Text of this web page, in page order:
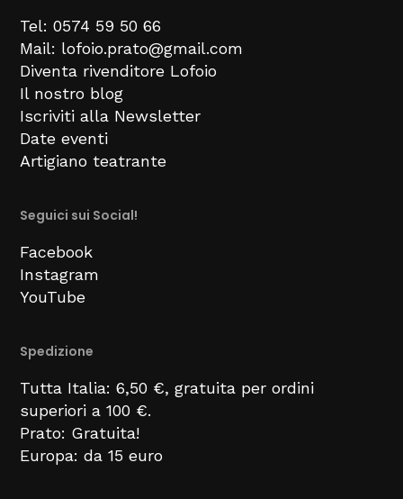
Tel: 0574 59 50 66
Mail: lofoio.prato@gmail.com
Diventa rivenditore Lofoio
Il nostro blog
Iscriviti alla Newsletter
Date eventi
Artigiano teatrante
Seguici sui Social!
Facebook
Instagram
YouTube
Spedizione
Tutta Italia: 6,50 €, gratuita per ordini
superiori a 100 €.
Prato: Gratuita!
Europa: da 15 euro